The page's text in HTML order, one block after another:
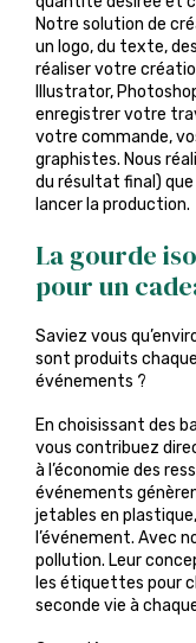
Notre solution de
un logo, du texte,
réaliser votre
Illustrator,
enregistrer votre
votre commande,
graphistes. Nous
du résultat final)
lancer la production.
La gourde
pour un
Saviez vous
sont produits
événements ?
En choisissant des
vous contribuez
à l’économie des
événements
jetables en
l’événement. Avec
pollution. Leur
les étiquettes pour
seconde vie à